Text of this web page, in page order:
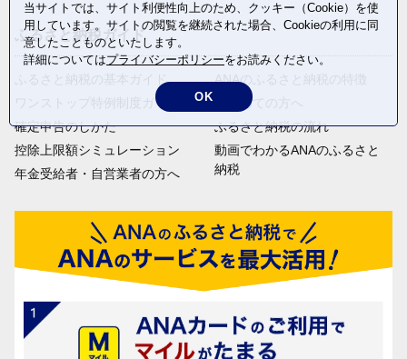
ふるさと納税ガイド
ふるさと納税の基本ガイド
ワンストップ特例制度ガイド
確定申告のしかた
控除上限額シミュレーション
年金受給者・自営業者の方へ
ANAのふるさと納税の特徴
はじめての方へ
ふるさと納税の流れ
動画でわかるANAのふるさと
納税
当サイトでは、サイト利便性向上のため、クッキー（Cookie）を使
用しています。サイトの閲覧を継続された場合、Cookieの利用に同
意したことものといたします。
詳細についてはプライバシーポリシーをお読みください。
OK